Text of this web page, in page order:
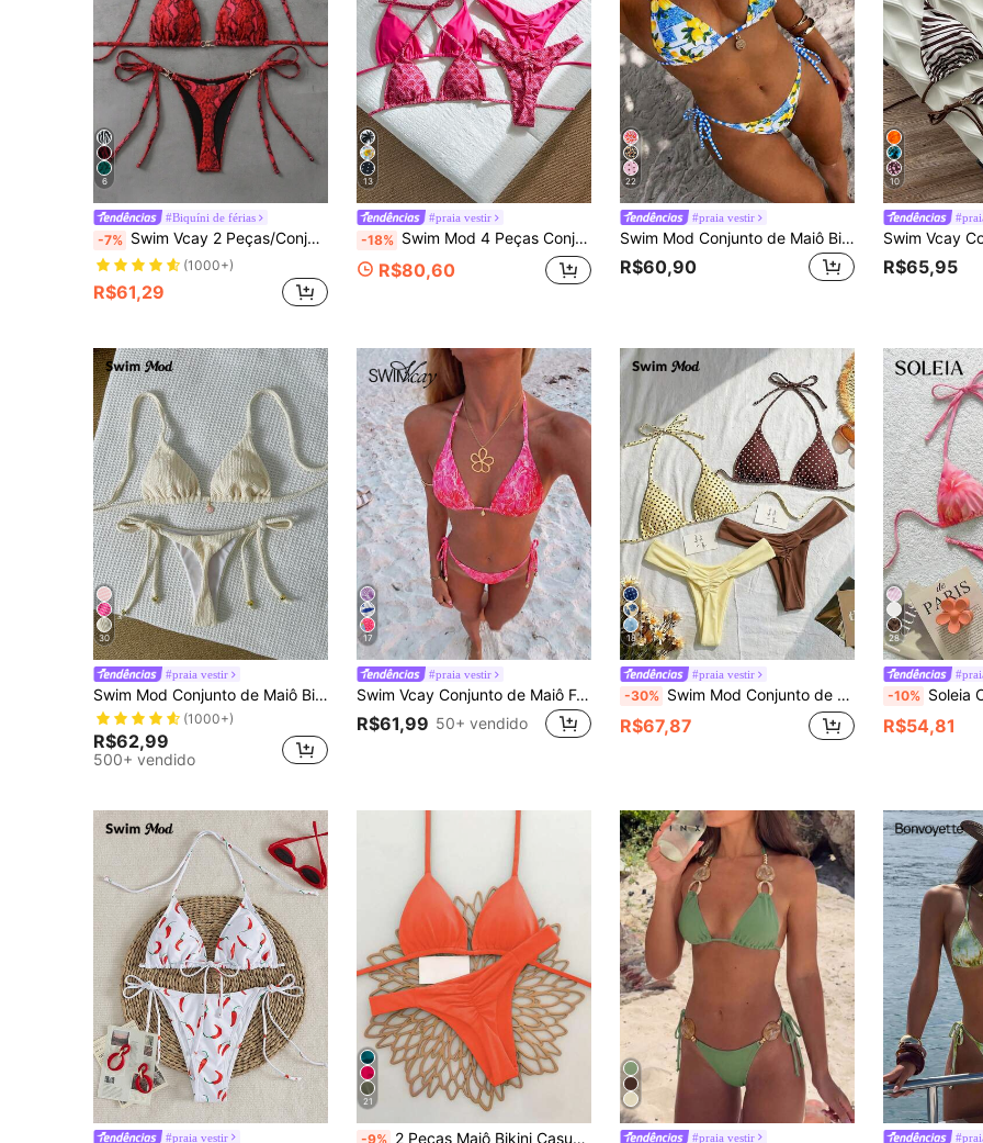
6
#Biquíni de férias
-7% Swim Vcay 2 Peças/Conjunto Parte de Cima e Parte de Baixo de Maiô Bikini Triângulo Tomara que Caia com Estampa Floral Aleatória para Mulheres, Verão
(1000+)
R$61,29
13
#praia vestir
-18% Swim Mod 4 Peças Conjunto de Maiô Elegante para Mulheres com Estampa de Árvore de Coco & Cor Sólida, Alça de Ombro com Decote Halter, Primavera/Verão, Férias na Praia
R$80,60
22
#praia vestir
Swim Mod Conjunto de Maiô Bikini Sexy Backless com Alça Amarrada, Flor de Limão Azul, para Férias na Praia de Verão para Mulheres
R$60,90
10
R$65,95
30
#praia vestir
Swim Mod Conjunto de Maiô Bikini Sexy com Decote Halter e Decoração Metálica em Tecido Jacquard, Verão
(1000+)
R$62,99
500+ vendido
17
#praia vestir
Swim Vcay Conjunto de Maiô Feminino de Verão para Praia com Estampa Total, Top Halter com Amarração Sexy e Calcinha Triângulo
R$61,99 50+ vendido
18
#praia vestir
-30% Swim Mod Conjunto de Maiô 4 Peças Feminino de Verão para Praia com Estampa de Poá, Decote Halter com Amarração, Maiô Bikini Sexy e Calcinha Triangular
R$67,87
28
-10% Soleia Conjunto de Maiô
R$54,81
#praia vestir
21
-9% 2 Peças Maiô Bikini Casual Elegante Sexy Boêmio Estampa Floral com Amarração e Trançado, Adequado para Praia & Férias, Primavera/Verão #praia vestir